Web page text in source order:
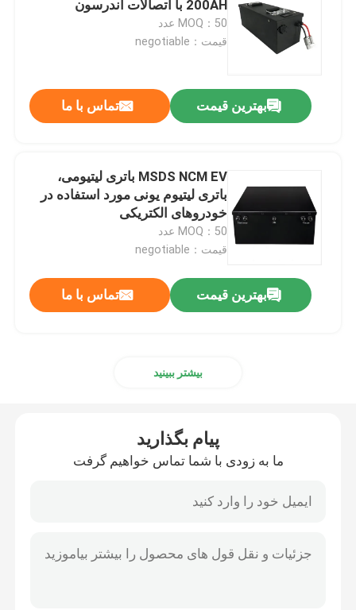
باتری لیتیومی 18650
200AH با اتصالات اندرسون
MOQ：50 عدد
قیمت：negotiable
بهترین قیمت تماس با ما
MSDS NCM EV باتری لیتیومی،
باتری لیتیوم یونی مورد استفاده در
خودروهای الکتریکی
MOQ：50 عدد
قیمت：negotiable
بهترین قیمت تماس با ما
بیشتر ببینید
پیام بگذارید
ما به زودی با شما تماس خواهیم گرفت